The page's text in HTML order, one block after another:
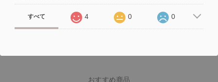
すべて 4 0 0
おすすめ商品